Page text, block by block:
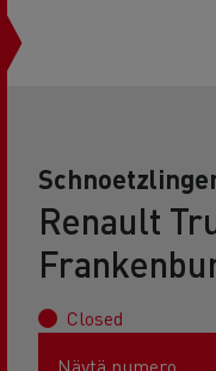
Renault
Closed
Näytä numero